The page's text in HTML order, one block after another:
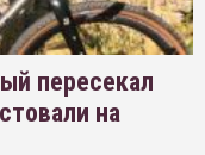
пересекал
на